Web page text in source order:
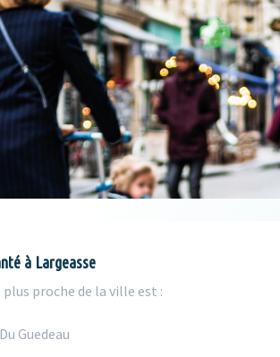
à Largeasse
proche de la ville est :
Guedeau